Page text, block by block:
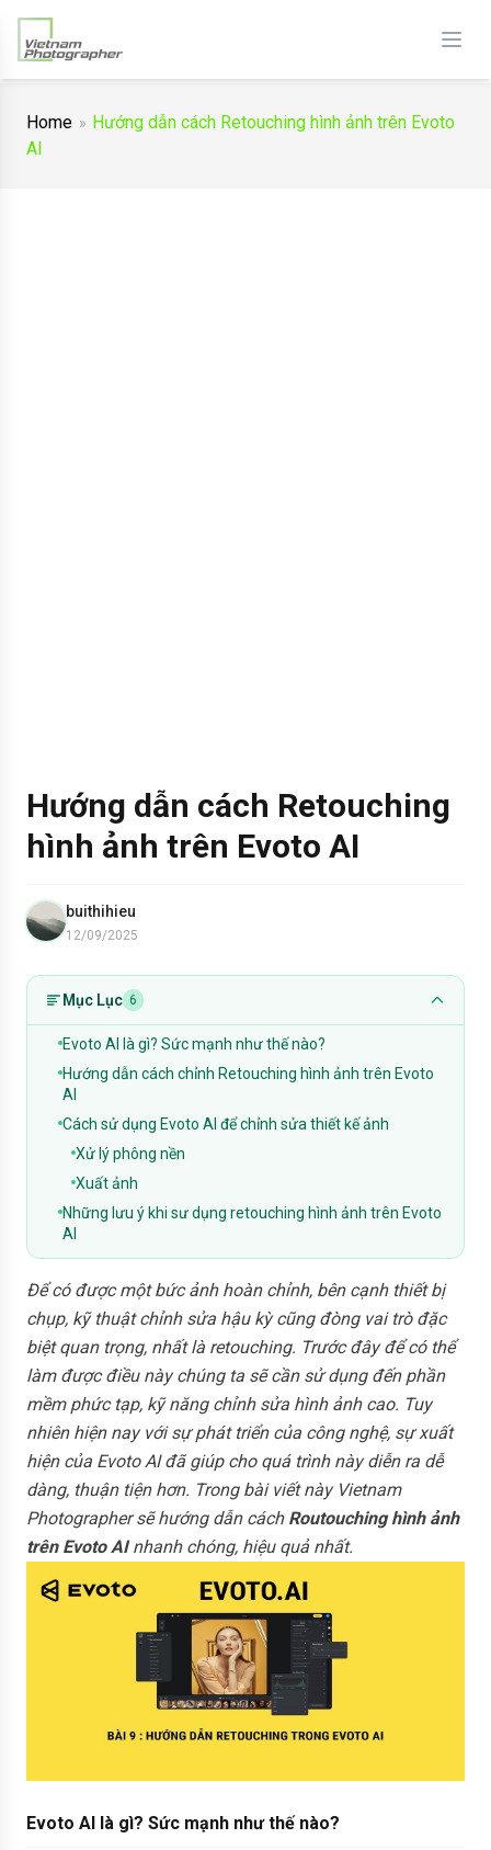
Home
Hướng dẫn cách Retouching hình ảnh trên Evoto
AI
Hướng dẫn cách Retouching
hình ảnh trên Evoto AI
buithihieu
12/09/2025
Mục Lục 6
Evoto AI là gì? Sức mạnh như thế nào?
Hướng dẫn cách chỉnh Retouching hình ảnh trên Evoto
AI
Cách sử dụng Evoto AI để chỉnh sửa thiết kế ảnh
Xử lý phông nền
Xuất ảnh
Những lưu ý khi sư dụng retouching hình ảnh trên Evoto
AI
Để có được một bức ảnh hoàn chỉnh, bên cạnh thiết bị
chụp, kỹ thuật chỉnh sửa hậu kỳ cũng đòng vai trò đặc
biệt quan trọng, nhất là retouching. Trước đây để có thể
làm được điều này chúng ta sẽ cần sử dụng đến phần
mềm phức tạp, kỹ năng chỉnh sửa hình ảnh cao. Tuy
nhiên hiện nay với sự phát triển của công nghệ, sự xuất
hiện của Evoto AI đã giúp cho quá trình này diễn ra dễ
dàng, thuận tiện hơn. Trong bài viết này Vietnam
Photographer sẽ hướng dẫn cách Routouching hình ảnh
trên Evoto AInhanh chóng, hiệu quả nhất.
Evoto AI là gì? Sức mạnh như thế nào?